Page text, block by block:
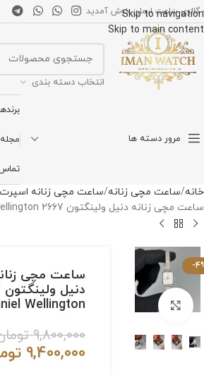
Skip to navigation
Skip to main content
گالری ساعت ایمان خوش آمدید
انتخاب دسته بندی
مرور دسته ها
خانه ساعت مچی زنانه ساعت مچی زنانه اسپرت
ساعت مچی زنانه دنیل ولینگتون 2667 Daniel Wellington
-
برای بزرگنمایی کلیک کنید
ساعت مچی
Wellington
9,800,000
9,400,000